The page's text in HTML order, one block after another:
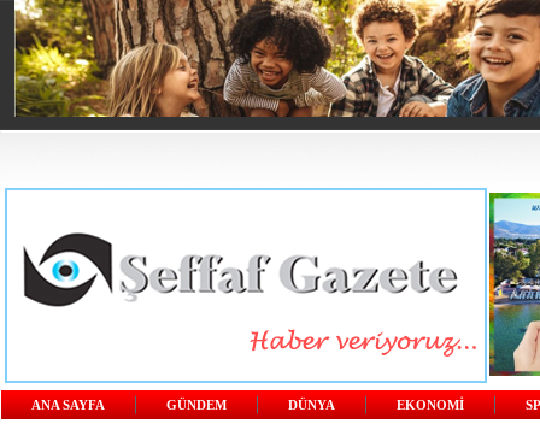
ANA SAYFA GÜNDEM DÜNYA EKONOMİ